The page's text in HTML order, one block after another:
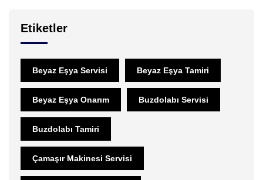
Etiketler
Beyaz Eşya Servisi Beyaz Eşya Tamiri
Beyaz Eşya Onarım Buzdolabı Servisi
Buzdolabı Tamiri
Çamaşır Makinesi Servisi